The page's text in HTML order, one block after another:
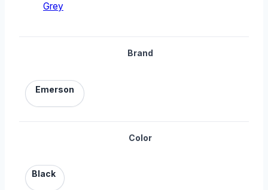
Grey
Brand
Emerson
Color
Black